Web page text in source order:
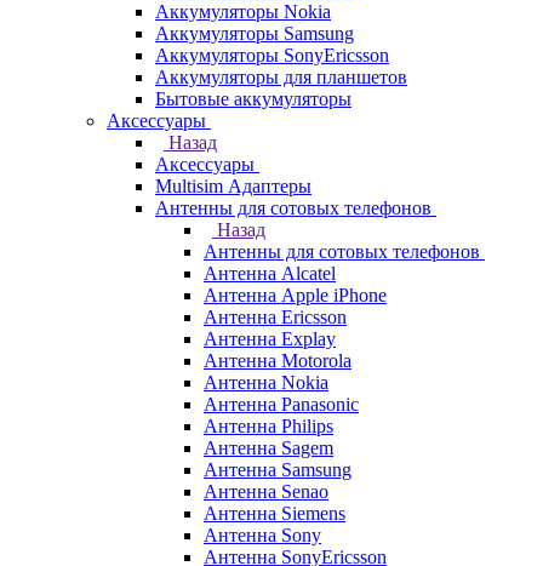
Аккумуляторы Nokia
Аккумуляторы Samsung
Аккумуляторы SonyEricsson
Аккумуляторы для планшетов
Бытовые аккумуляторы
Аксессуары
Назад
Аксессуары
Multisim Адаптеры
Антенны для сотовых телефонов
Назад
Антенны для сотовых телефонов
Антенна Alcatel
Антенна Apple iPhone
Антенна Ericsson
Антенна Explay
Антенна Motorola
Антенна Nokia
Антенна Panasonic
Антенна Philips
Антенна Sagem
Антенна Samsung
Антенна Senao
Антенна Siemens
Антенна Sony
Антенна SonyEricsson